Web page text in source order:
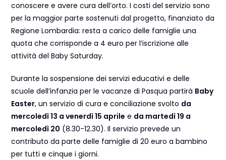
conoscere e avere cura dell’orto. I costi del servizio sono
per la maggior parte sostenuti dal progetto, finanziato da
Regione Lombardia: resta a carico delle famiglie una
quota che corrisponde a 4 euro per l’iscrizione alle
attività del Baby Saturday.
Durante la sospensione dei servizi educativi e delle
scuole dell’infanzia per le vacanze di Pasqua partirà Baby
Easter, un servizio di cura e conciliazione svolto da
mercoledì 13 a venerdì 15 aprile e da martedì 19 a
mercoledì 20 (8.30-12.30). Il servizio prevede un
contributo da parte delle famiglie di 20 euro a bambino
per tutti e cinque i giorni.